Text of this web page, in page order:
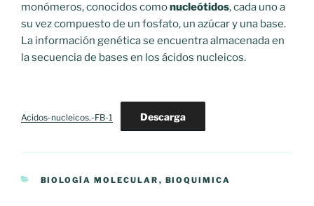
monómeros, conocidos comonucleótidos, cada uno a
su vez compuesto de un fosfato, un azúcar y una base.
La información genética se encuentra almacenada en
la secuencia de bases en los ácidos nucleicos.
Acidos-nucleicos.-FB-1 Descarga
CATEGORÍAS
BIOLOGÍA MOLECULAR , BIOQUIMICA